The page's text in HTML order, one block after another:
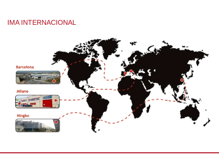
IMA INTERNACIONAL